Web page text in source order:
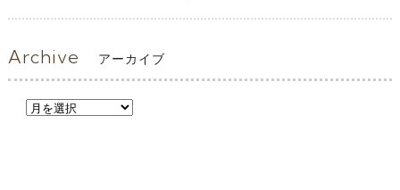
Archive アーカイブ